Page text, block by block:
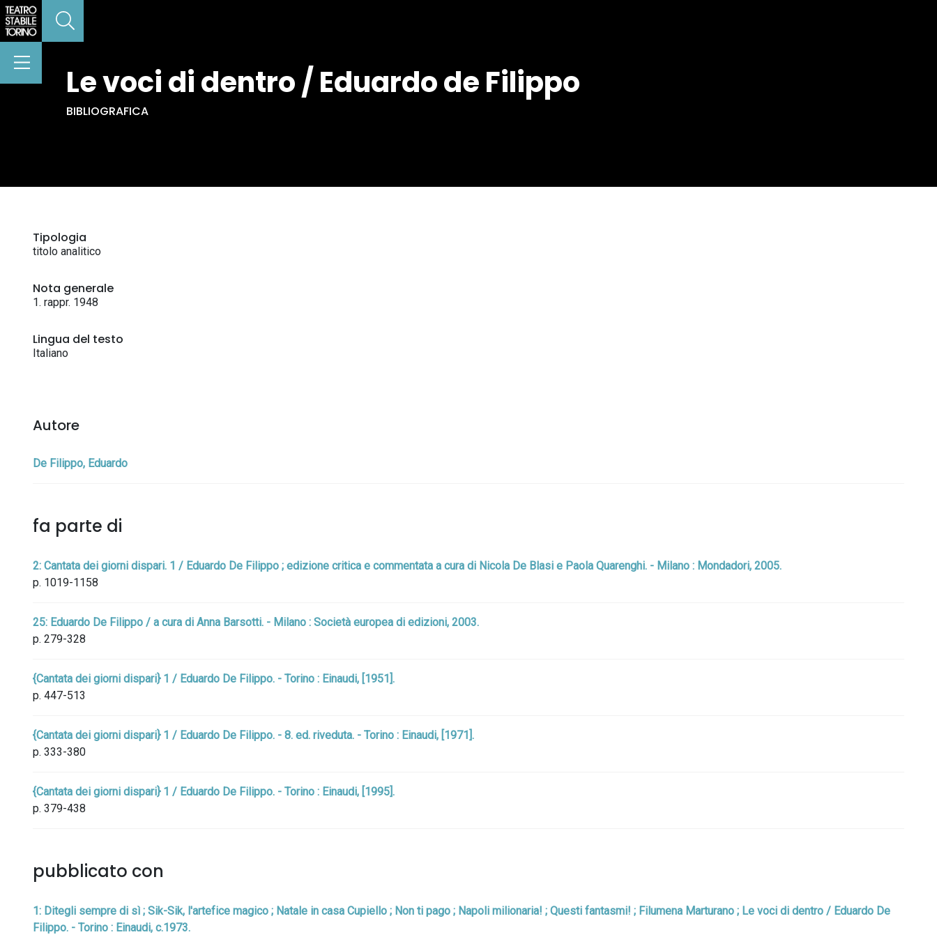
Le voci di dentro / Eduardo de Filippo
BIBLIOGRAFICA
Tipologia
titolo analitico
Nota generale
1. rappr. 1948
Lingua del testo
Italiano
Autore
De Filippo, Eduardo
fa parte di
2: Cantata dei giorni dispari. 1 / Eduardo De Filippo ; edizione critica e commentata a cura di Nicola De Blasi e Paola Quarenghi. - Milano : Mondadori, 2005.
p. 1019-1158
25: Eduardo De Filippo / a cura di Anna Barsotti. - Milano : Società europea di edizioni, 2003.
p. 279-328
{Cantata dei giorni dispari} 1 / Eduardo De Filippo. - Torino : Einaudi, [1951].
p. 447-513
{Cantata dei giorni dispari} 1 / Eduardo De Filippo. - 8. ed. riveduta. - Torino : Einaudi, [1971].
p. 333-380
{Cantata dei giorni dispari} 1 / Eduardo De Filippo. - Torino : Einaudi, [1995].
p. 379-438
pubblicato con
1: Ditegli sempre di sì ; Sik-Sik, l'artefice magico ; Natale in casa Cupiello ; Non ti pago ; Napoli milionaria! ; Questi fantasmi! ; Filumena Marturano ; Le voci di dentro / Eduardo De
Filippo. - Torino : Einaudi, c.1973.